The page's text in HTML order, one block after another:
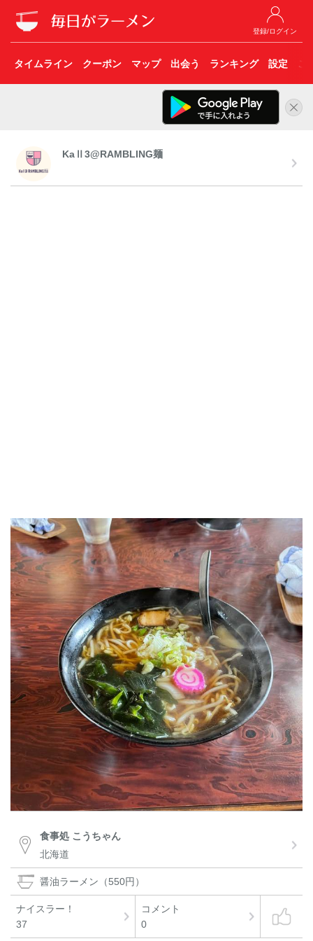
登録/ログイン
タイムライン クーポン マップ 出会う ランキング 設定 こ
KaⅡ3@RAMBLING麺
食事処 こうちゃん
北海道
醤油ラーメン（550円）
ナイスラー！
37
コメント
0